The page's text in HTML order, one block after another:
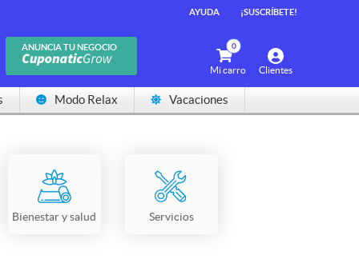
AYUDA ¡SUSCRÍBETE!
ANUNCIA TU NEGOCIO
Clientes
0
Mi carro
Modo Relax Vacaciones
Bienestar y salud Servicios